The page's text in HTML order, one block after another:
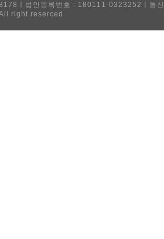
ㅣ법인등록번호 : 180111-0323252ㅣ통
right reserced.